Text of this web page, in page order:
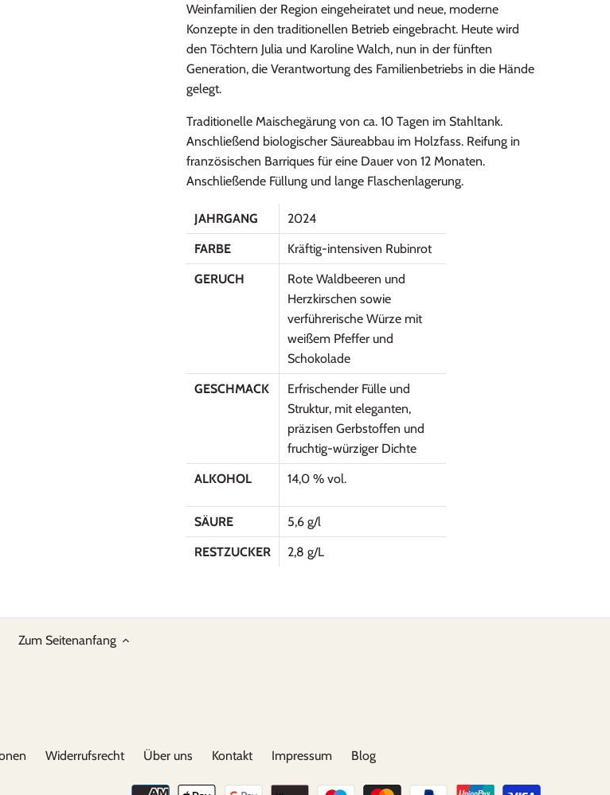
Weinfamilien der Region eingeheiratet und neue, moderne
Konzepte in den traditionellen Betrieb eingebracht. Heute wird
den Töchtern Julia und Karoline Walch, nun in der fünften
Generation, die Verantwortung des Familienbetriebs in die Hände
gelegt.
Traditionelle Maischegärung von ca. 10 Tagen im Stahltank.
Anschließend biologischer Säureabbau im Holzfass. Reifung in
französischen Barriques für eine Dauer von 12 Monaten.
Anschließende Füllung und lange Flaschenlagerung.
JAHRGANG
2024
FARBE
Kräftig-intensiven Rubinrot
GERUCH
Rote Waldbeeren und
Herzkirschen sowie
verführerische Würze mit
weißem Pfeffer und
Schokolade
GESCHMACK
Erfrischender Fülle und
Struktur, mit eleganten,
präzisen Gerbstoffen und
fruchtig-würziger Dichte
ALKOHOL
14,0 % vol.
SÄURE
5,6 g/l
RESTZUCKER
2,8 g/L
Zum Seitenanfang
Widerrufsrecht Über uns Kontakt Impressum Blog